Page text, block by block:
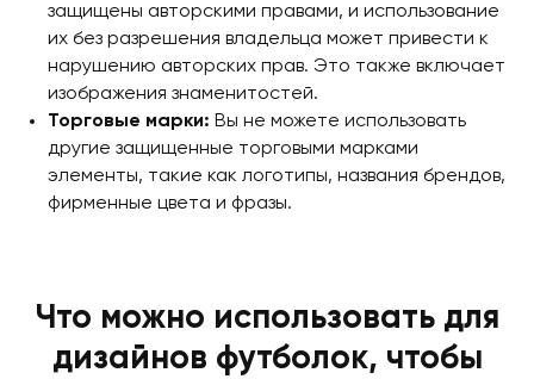
защищены авторскими правами, и использование
их без разрешения владельца может привести к
нарушению авторских прав. Это также включает
изображения знаменитостей.
Торговые марки: Вы не можете использовать
другие защищенные торговыми марками
элементы, такие как логотипы, названия брендов,
фирменные цвета и фразы.
Что можно использовать для
дизайнов футболок, чтобы